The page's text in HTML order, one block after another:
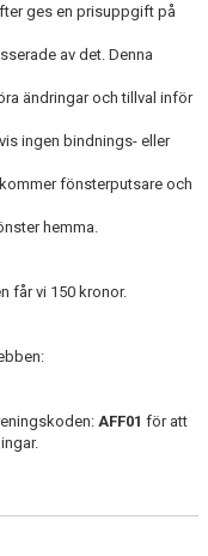
ges en prisuppgift på
av det. Denna
ändringar och tillval inför
ingen bindnings- eller
fönsterputsare och
hemma.
får vi 150 kronor.
AFF01 för att